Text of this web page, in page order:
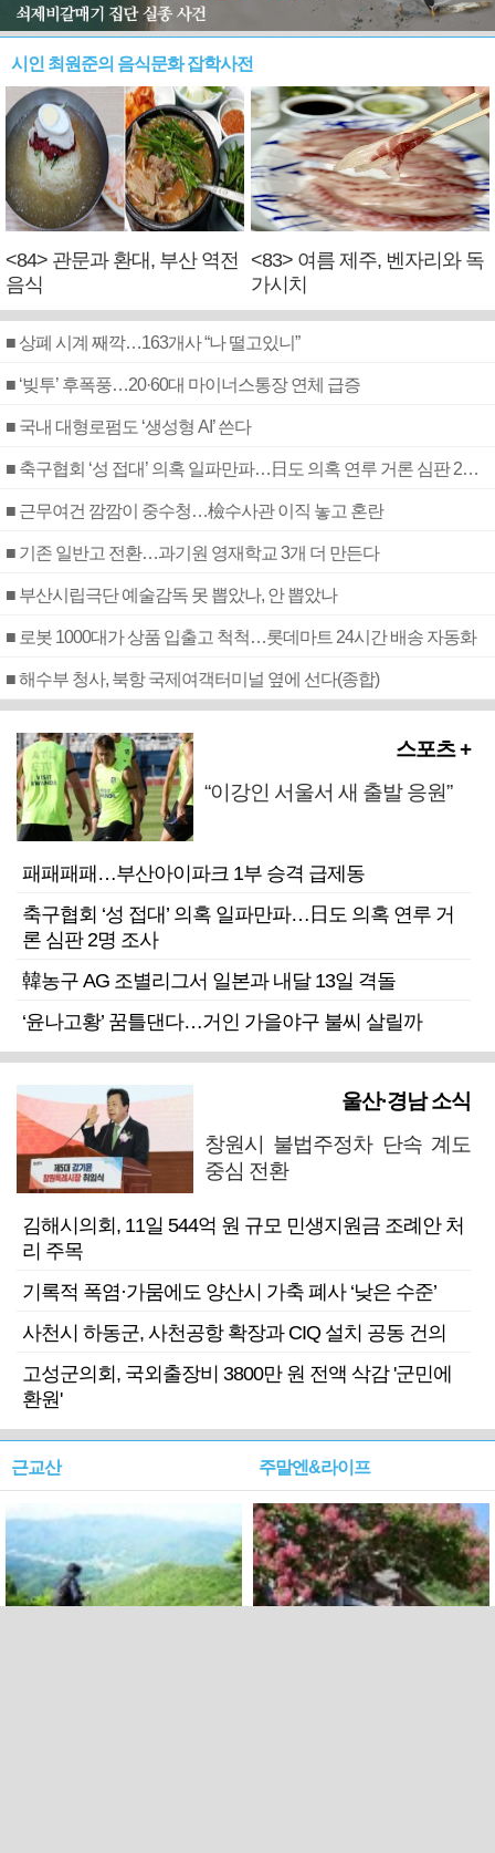
시인 최원준의 음식문화 잡학사전
<84> 관문과 환대, 부산 역전
음식
<83> 여름 제주, 벤자리와 독
가시치
■ 상폐 시계 째깍…163개사 “나 떨고있니”
■ ‘빚투’ 후폭풍…20·60대 마이너스통장 연체 급증
■ 국내 대형로펌도 ‘생성형 AI’ 쓴다
■ 축구협회 ‘성 접대’ 의혹 일파만파…日도 의혹 연루 거론 심판 2명 조사
■ 근무여건 깜깜이 중수청…檢수사관 이직 놓고 혼란
■ 기존 일반고 전환…과기원 영재학교 3개 더 만든다
■ 부산시립극단 예술감독 못 뽑았나, 안 뽑았나
■ 로봇 1000대가 상품 입출고 척척…롯데마트 24시간 배송 자동화
■ 해수부 청사, 북항 국제여객터미널 옆에 선다(종합)
스포츠 +
“이강인 서울서 새 출발 응원”
패패패패…부산아이파크 1부 승격 급제동
축구협회 ‘성 접대’ 의혹 일파만파…日도 의혹 연루 거
론 심판 2명 조사
韓농구 AG 조별리그서 일본과 내달 13일 격돌
‘윤나고황’ 꿈틀댄다…거인 가을야구 불씨 살릴까
울산·경남 소식
창원시 불법주정차 단속 계도
중심 전환
김해시의회, 11일 544억 원 규모 민생지원금 조례안 처
리 주목
기록적 폭염·가뭄에도 양산시 가축 폐사 ‘낮은 수준’
사천시 하동군, 사천공항 확장과 CIQ 설치 공동 건의
고성군의회, 국외출장비 3800만 원 전액 삭감 '군민에
환원'
근교산 주말엔&라이프